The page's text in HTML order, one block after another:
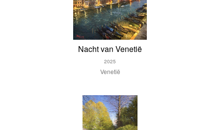
Nacht van Venetië
2025
Venetië